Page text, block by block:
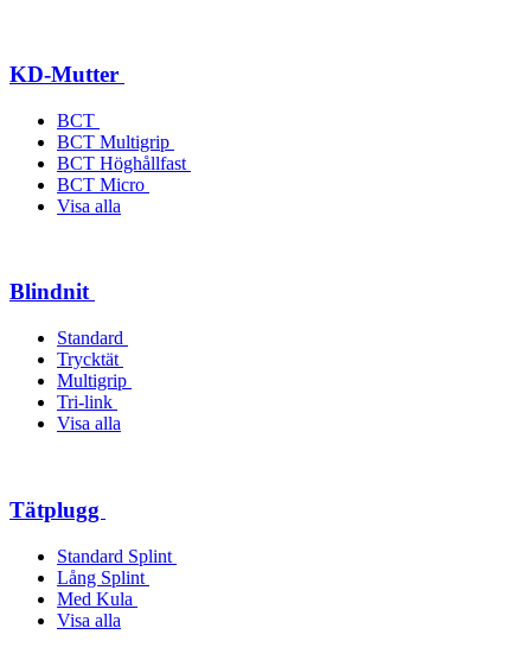
KD-Mutter
BCT
BCT Multigrip
BCT Höghållfast
BCT Micro
Visa alla
Blindnit
Standard
Trycktät
Multigrip
Tri-link
Visa alla
Tätplugg
Standard Splint
Lång Splint
Med Kula
Visa alla